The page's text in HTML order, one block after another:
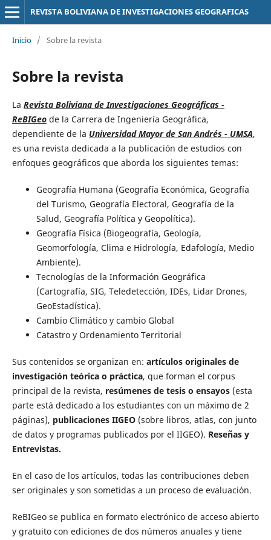
REVISTA BOLIVIANA DE INVESTIGACIONES GEOGRAFICAS
Inicio / Sobre la revista
Sobre la revista
La Revista Boliviana de Investigaciones Geográficas -
ReBIGeode la Carrera de Ingeniería Geográfica,
dependiente de la Universidad Mayor de San Andrés - UMSA,
es una revista dedicada a la publicación de estudios con
enfoques geográficos que aborda los siguientes temas:
Geografía Humana (Geografía Económica, Geografía
del Turismo, Geografía Electoral, Geografía de la
Salud, Geografía Política y Geopolítica).
Geografía Física (Biogeografía, Geología,
Geomorfología, Clima e Hidrología, Edafología, Medio
Ambiente).
Tecnologías de la Información Geográfica
(Cartografía, SIG, Teledetección, IDEs, Lidar Drones,
GeoEstadística).
Cambio Climático y cambio Global
Catastro y Ordenamiento Territorial
Sus contenidos se organizan en: artículos originales de
investigación teórica o práctica, que forman el corpus
principal de la revista, resúmenes de tesis o ensayos(esta
parte está dedicado a los estudiantes con un máximo de 2
páginas), publicaciones IIGEO(sobre libros, atlas, con junto
de datos y programas publicados por el IIGEO). Reseñas y
Entrevistas.
En el caso de los artículos, todas las contribuciones deben
ser originales y son sometidas a un proceso de evaluación.
ReBIGeo se publica en formato electrónico de acceso abierto
y gratuito con ediciones de dos números anuales y tiene